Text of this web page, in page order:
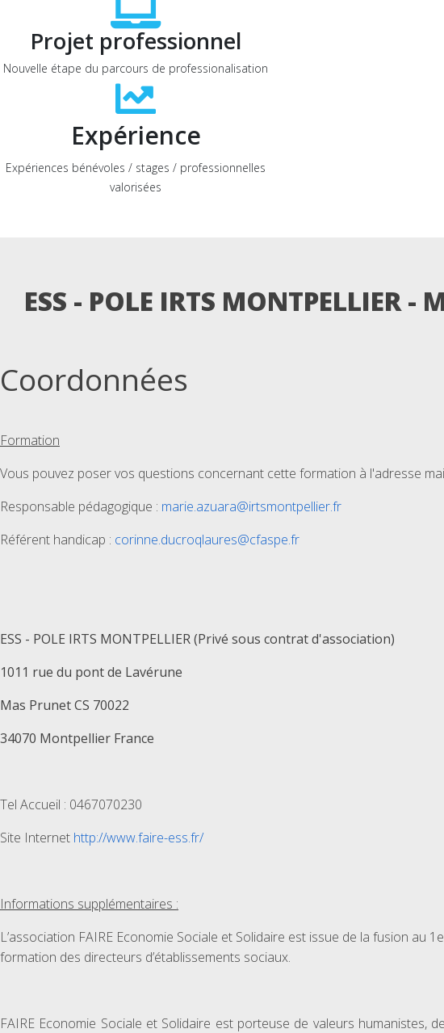
Projet professionnel
Nouvelle étape du parcours de professionalisation
Expérience
Expériences bénévoles / stages / professionnelles
valorisées
ESS - POLE IRTS MONTPELLIER
Coordonnées
Formation
Vous pouvez poser vos questions concernant cette formation à l'adresse
Responsable pédagogique : marie.azuara@irtsmontpellier.fr
Référent handicap : corinne.ducroqlaures@cfaspe.fr
ESS - POLE IRTS MONTPELLIER (Privé sous contrat d'association)
1011 rue du pont de Lavérune
Mas Prunet CS 70022
34070 Montpellier France
Tel Accueil : 0467070230
Site Internet http://www.faire-ess.fr/
Informations supplémentaires :
L’association FAIRE Economie Sociale et Solidaire est issue de la fusion au
formation des directeurs d’établissements sociaux.
FAIRE Economie Sociale et Solidaire est porteuse de valeurs